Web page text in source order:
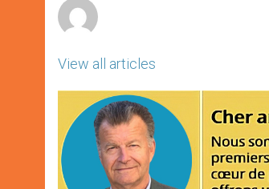
View all articles